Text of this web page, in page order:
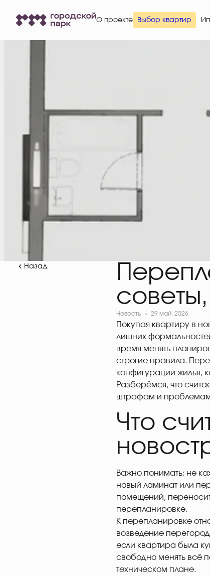
О проекте Выбор квартир
Назад
Новость 29 май. 2026
Покупая квартиру в
лишних
время менять
строгие правила.
конфигурации жилья,
Разберёмся, что
штрафам и
Что
Важно понимать: не
новый ламинат или
помещений,
перепланировке.
К перепланировке
возведение
если квартира была
свободно менять всё
техническом плане.